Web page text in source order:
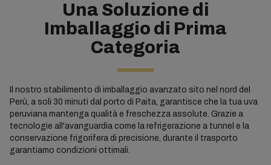
Una Soluzione di
Imballaggio di Prima
Categoria
Il nostro stabilimento di imballaggio avanzato sito nel nord del
Perù, a soli 30 minuti dal porto di Paita, garantisce che la tua uva
peruviana mantenga qualità e freschezza assolute. Grazie a
tecnologie all'avanguardia come la refrigerazione a tunnel e la
conservazione frigorifera di precisione, durante il trasporto
garantiamo condizioni ottimali.